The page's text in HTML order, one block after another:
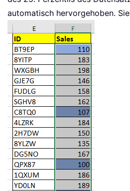
automatisch hervorgehoben.